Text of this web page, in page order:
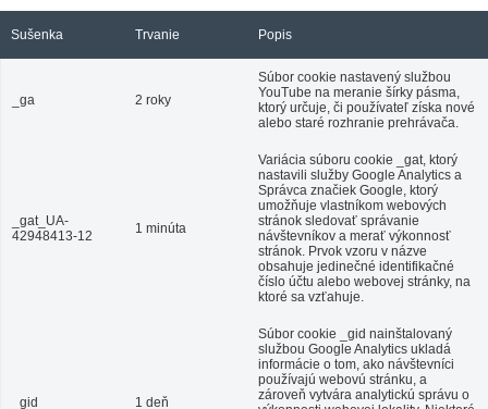
Sušenka Trvanie Popis
_ga 2 roky
Súbor cookie nastavený službou
YouTube na meranie šírky pásma,
ktorý určuje, či používateľ získa nové
alebo staré rozhranie prehrávača.
_gat_UA-
42948413-12
1 minúta
Variácia súboru cookie _gat, ktorý
nastavili služby Google Analytics a
Správca značiek Google, ktorý
umožňuje vlastníkom webových
stránok sledovať správanie
návštevníkov a merať výkonnosť
stránok. Prvok vzoru v názve
obsahuje jedinečné identifikačné
číslo účtu alebo webovej stránky, na
ktoré sa vzťahuje.
_gid 1 deň
Súbor cookie _gid nainštalovaný
službou Google Analytics ukladá
informácie o tom, ako návštevníci
používajú webovú stránku, a
zároveň vytvára analytickú správu o